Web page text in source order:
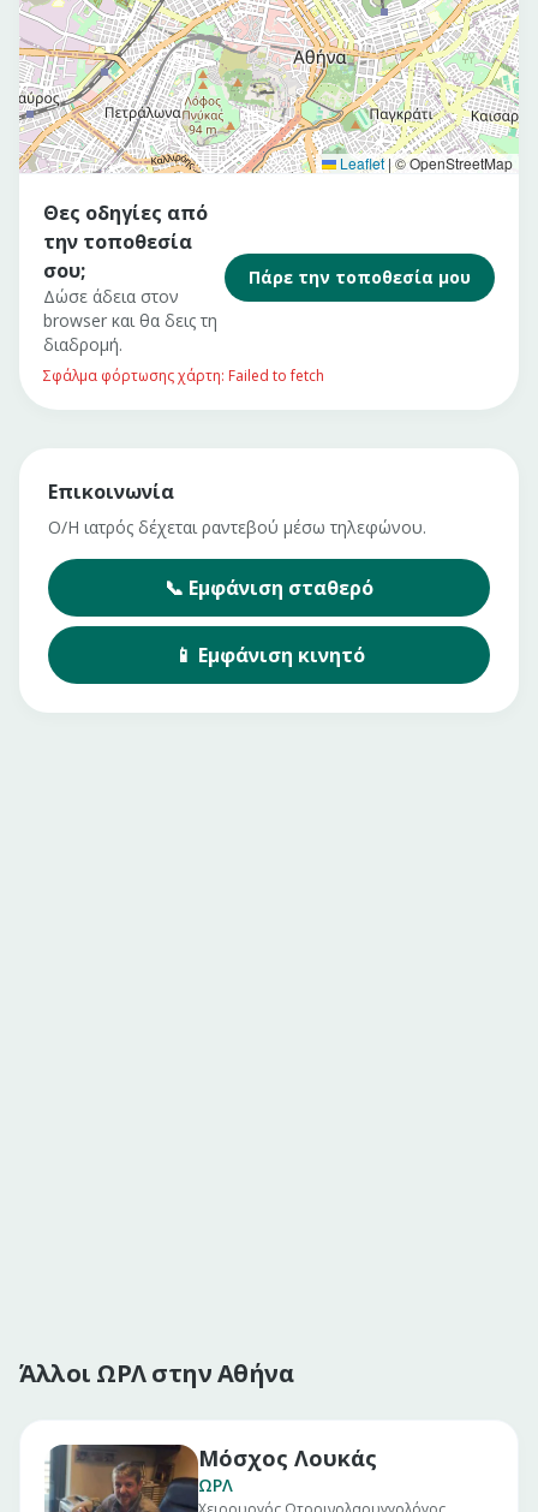
Leaflet |© OpenStreetMap
Θες οδηγίες από
την τοποθεσία
σου;
Δώσε άδεια στον
browser και θα δεις τη
διαδρομή.
Πάρε την τοποθεσία μου
Σφάλμα φόρτωσης χάρτη: Failed to fetch
Επικοινωνία
Ο/Η ιατρός δέχεται ραντεβού μέσω τηλεφώνου.
📞 Εμφάνιση σταθερό
📱 Εμφάνιση κινητό
Άλλοι ΩΡΛ στην Αθήνα
Μόσχος Λουκάς
ΩΡΛ